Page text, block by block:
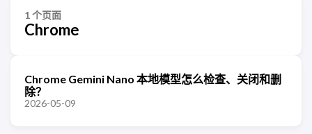
1 个页面
Chrome
Chrome Gemini Nano 本地模型怎么检查、关闭和删
除？
2026-05-09